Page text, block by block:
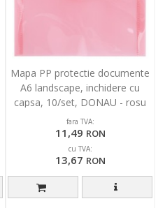
Mapa PP protectie documente
A6 landscape, inchidere cu
capsa, 10/set, DONAU - rosu
transparent
fara TVA:
11,49 RON
cu TVA:
13,67 RON